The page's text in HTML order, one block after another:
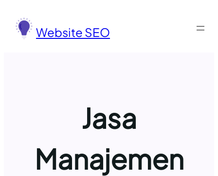
konten
Website SEO
Jasa
Manajemen